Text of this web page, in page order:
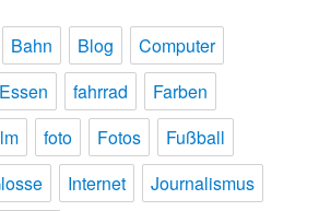
Bahn Blog
Computer
Essen fahrrad
Farben
foto Fotos
Fußball
Internet
Journalismus